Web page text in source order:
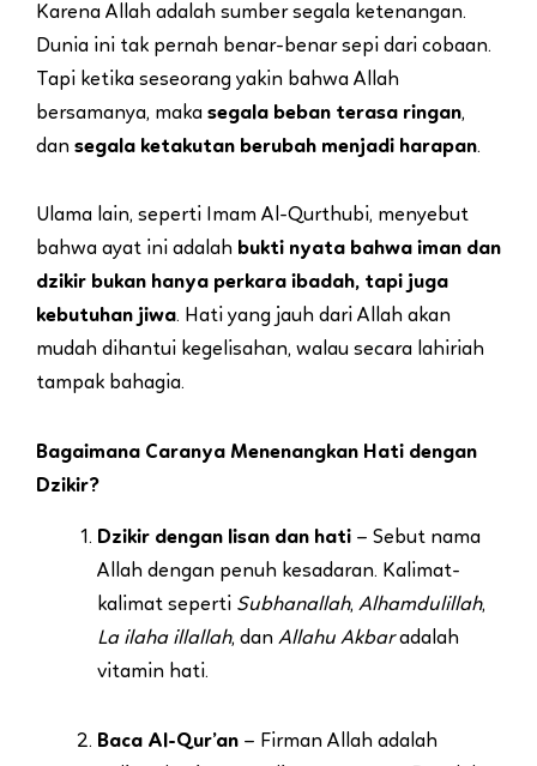
Karena Allah adalah sumber segala ketenangan.
Dunia ini tak pernah benar-benar sepi dari cobaan.
Tapi ketika seseorang yakin bahwa Allah
bersamanya, maka segala beban terasa ringan,
dan segala ketakutan berubah menjadi harapan.
Ulama lain, seperti Imam Al-Qurthubi, menyebut
bahwa ayat ini adalah bukti nyata bahwa iman dan
dzikir bukan hanya perkara ibadah, tapi juga
kebutuhan jiwa. Hati yang jauh dari Allah akan
mudah dihantui kegelisahan, walau secara lahiriah
tampak bahagia.
Bagaimana Caranya Menenangkan Hati dengan
Dzikir?
Dzikir dengan lisan dan hati – Sebut nama
Allah dengan penuh kesadaran. Kalimat-
kalimat seperti Subhanallah, Alhamdulillah,
La ilaha illallah, dan Allahu Akbaradalah
vitamin hati.
Baca Al-Qur’an – Firman Allah adalah